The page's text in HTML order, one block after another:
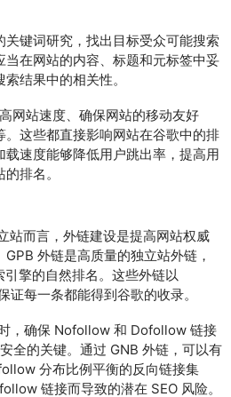
关键词研究，找出目标受众可能搜索
当在网站的内容、标题和元标签中妥
结果中的相关性。
网站速度、确保网站的移动友好
。这些都直接影响网站在谷歌中的排
速度能够降低用户跳出率，提高用
排名。
站而言，外链建设是提高网站权威
外链是高质量的独立站外链，
擎的自然排名。这些外链以
每一条都能得到谷歌的收录。
，确保 Nofollow 和 Dofollow 链接
全的关键。通过 GNB 外链，可以有
分布比例平衡的反向链接集
链接而导致的潜在 SEO 风险。